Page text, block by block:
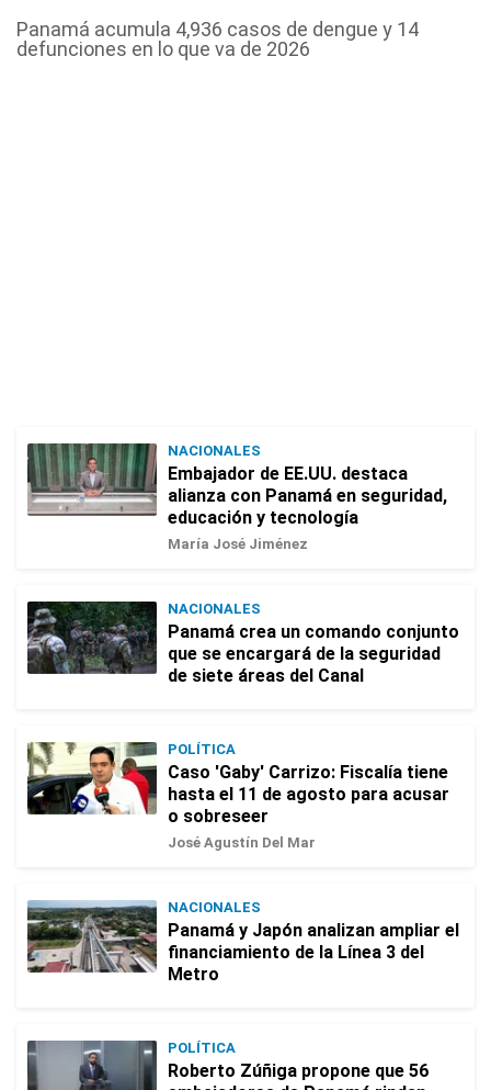
Panamá acumula 4,936 casos de dengue y 14
defunciones en lo que va de 2026
NACIONALES
Embajador de EE.UU. destaca
alianza con Panamá en seguridad,
educación y tecnología
María José Jiménez
NACIONALES
Panamá crea un comando conjunto
que se encargará de la seguridad
de siete áreas del Canal
POLÍTICA
Caso 'Gaby' Carrizo: Fiscalía tiene
hasta el 11 de agosto para acusar
o sobreseer
José Agustín Del Mar
NACIONALES
Panamá y Japón analizan ampliar el
financiamiento de la Línea 3 del
Metro
POLÍTICA
Roberto Zúñiga propone que 56